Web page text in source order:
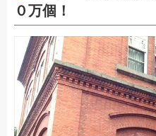
０万個！